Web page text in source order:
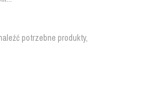
potrzebne produkty,